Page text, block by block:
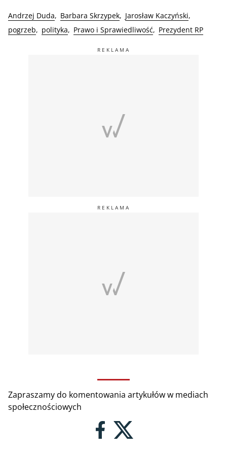
Andrzej Duda Barbara Skrzypek
Jarosław Kaczyński
pogrzeb
polityka Prawo i Sprawiedliwość Prezydent RP
Zapraszamy do komentowania artykułów w mediach
społecznościowych